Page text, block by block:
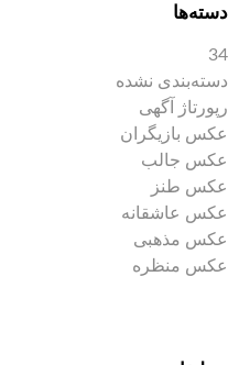
دسته‌ها
34
دسته‌بندی نشده
رپورتاژ آگهی
عکس بازیگران
عکس جالب
عکس طنز
عکس عاشقانه
عکس مذهبی
عکس منظره